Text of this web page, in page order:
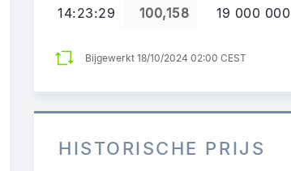
14:23:29 100,158 19 000 000
Bijgewerkt 18/10/2024 02:00 CEST
HISTORISCHE PRIJS